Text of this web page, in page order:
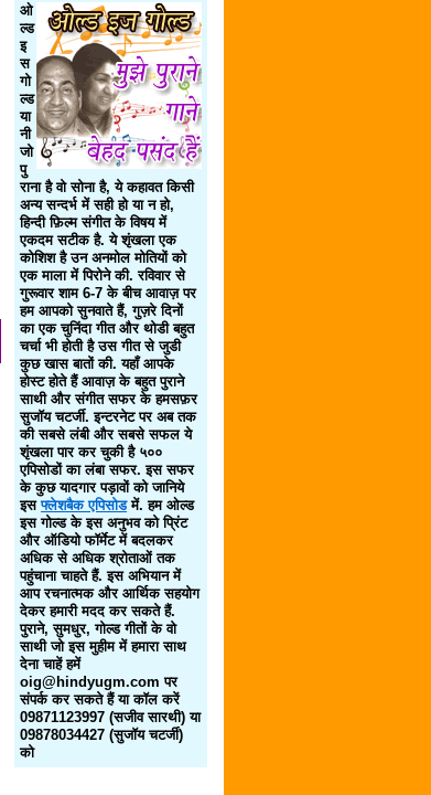
ओ
ल्ड
इ
स
गो
ल्ड
या
नी
जो
पु
राना है वो सोना है, ये कहावत किसी
अन्य सन्दर्भ में सही हो या न हो,
हिन्दी फ़िल्म संगीत के विषय में
एकदम सटीक है. ये शृंखला एक
कोशिश है उन अनमोल मोतियों को
एक माला में पिरोने की. रविवार से
गुरूवार शाम 6-7 के बीच आवाज़ पर
हम आपको सुनवाते हैं, गुज़रे दिनों
का एक चुनिंदा गीत और थोडी बहुत
चर्चा भी होती है उस गीत से जुडी
कुछ खास बातों की. यहाँ आपके
होस्ट होते हैं आवाज़ के बहुत पुराने
साथी और संगीत सफर के हमसफ़र
सुजॉय चटर्जी. इन्टरनेट पर अब तक
की सबसे लंबी और सबसे सफल ये
शृंखला पार कर चुकी है ५००
एपिसोडों का लंबा सफर. इस सफर
के कुछ यादगार पड़ावों को जानिये
इसफ्लेशबैक एपिसोडमें. हम ओल्ड
इस गोल्ड के इस अनुभव को प्रिंट
और ऑडियो फॉर्मेट में बदलकर
अधिक से अधिक श्रोताओं तक
पहुंचाना चाहते हैं. इस अभियान में
आप रचनात्मक और आर्थिक सहयोग
देकर हमारी मदद कर सकते हैं.
पुराने, सुमधुर, गोल्ड गीतों के वो
साथी जो इस मुहीम में हमारा साथ
देना चाहें हमें
oig@hindyugm.com पर
संपर्क कर सकते हैं या कॉल करें
09871123997 (सजीव सारथी) या
09878034427 (सुजॉय चटर्जी)
को